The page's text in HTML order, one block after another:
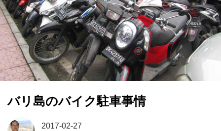
バリ島のバイク駐車事情
2017-02-27